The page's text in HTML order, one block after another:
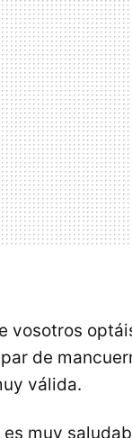
vosotros
de
válida.
muy